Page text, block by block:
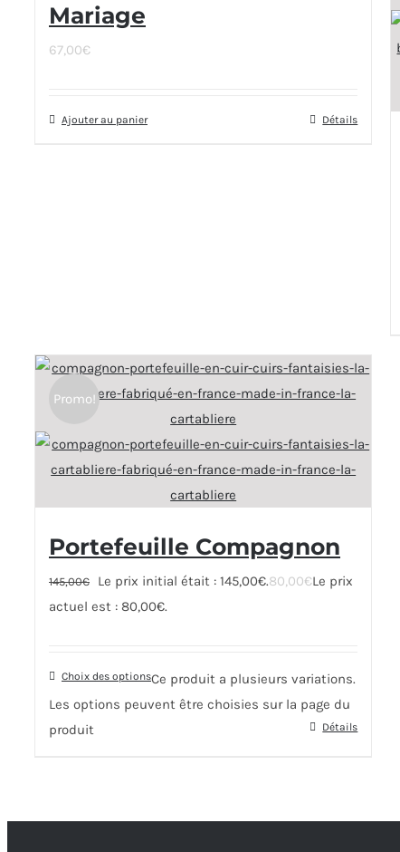
Mariage
67,00€
Ajouter au panier Détails
Promo!
Portefeuille Compagnon
145,00€ Le prix initial était : 145,00€.80,00€Le prix
actuel est : 80,00€.
Choix des optionsCe produit a plusieurs variations.
Les options peuvent être choisies sur la page du
produit
Détails